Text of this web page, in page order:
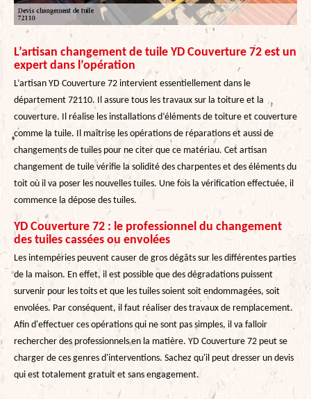
L’artisan changement de tuile YD Couverture 72 est un
expert dans l’opération
L’artisan YD Couverture 72 intervient essentiellement dans le
département 72110. Il assure tous les travaux sur la toiture et la
couverture. Il réalise les installations d’éléments de toiture et couverture
comme la tuile. Il maîtrise les opérations de réparations et aussi de
changements de tuiles pour ne citer que ce matériau. Cet artisan
changement de tuile vérifie la solidité des charpentes et des éléments du
toit où il va poser les nouvelles tuiles. Une fois la vérification effectuée, il
commence la dépose des tuiles.
YD Couverture 72 : le professionnel du changement
des tuiles cassées ou envolées
Les intempéries peuvent causer de gros dégâts sur les différentes parties
de la maison. En effet, il est possible que des dégradations puissent
survenir pour les toits et que les tuiles soient soit endommagées, soit
envolées. Par conséquent, il faut réaliser des travaux de remplacement.
Afin d'effectuer ces opérations qui ne sont pas simples, il va falloir
rechercher des professionnels en la matière. YD Couverture 72 peut se
charger de ces genres d'interventions. Sachez qu'il peut dresser un devis
qui est totalement gratuit et sans engagement.